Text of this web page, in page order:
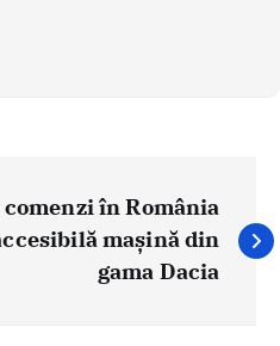
în România
mașină din
gama Dacia